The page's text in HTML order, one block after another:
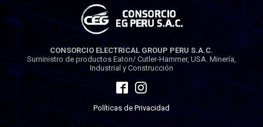
CONSORCIO ELECTRICAL GROUP PERU S.A.C.
Suministro de productos Eaton/ Cutler-Hammer, USA. Minería,
Industrial y Construcción
Políticas de Privacidad